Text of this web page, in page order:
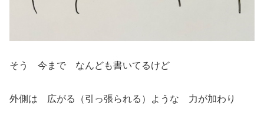
そう 今まで なんども書いてるけど
外側は 広がる（引っ張られる）ような 力が加わり